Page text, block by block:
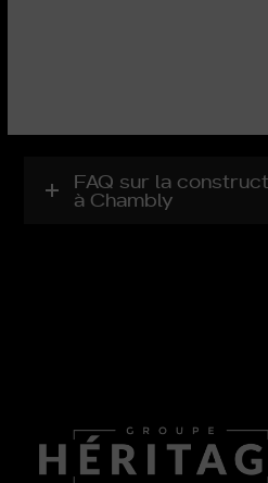
FAQ sur la
à Chambly